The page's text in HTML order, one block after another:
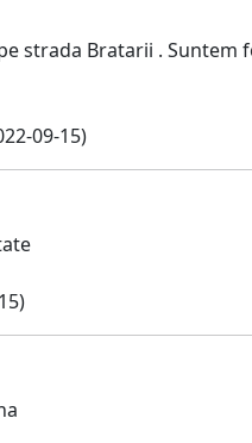
strada Bratarii .
09-15)